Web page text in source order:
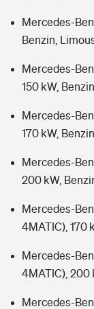
Mercedes-
Benzin,
Mercedes-
150 kW,
Mercedes-
170 kW,
Mercedes-
200 kW,
Mercedes-
4MATIC), 170
Mercedes-
4MATIC), 200
Mercedes-